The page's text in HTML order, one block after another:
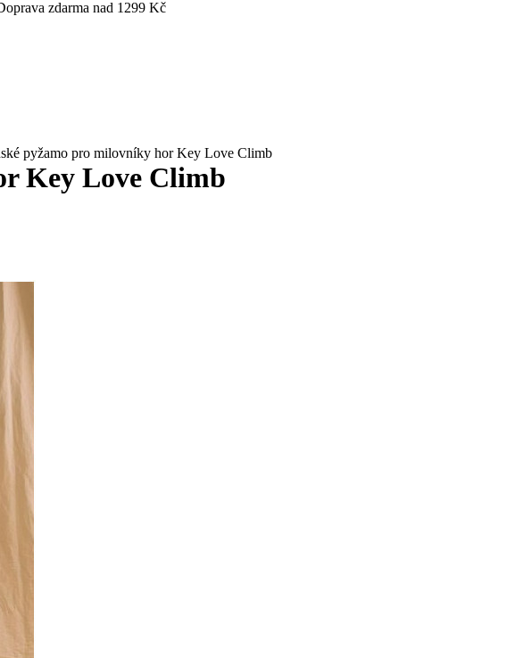
zdarma nad 1299 Kč
pyžamo pro milovníky hor Key Love Climb
Key Love Climb